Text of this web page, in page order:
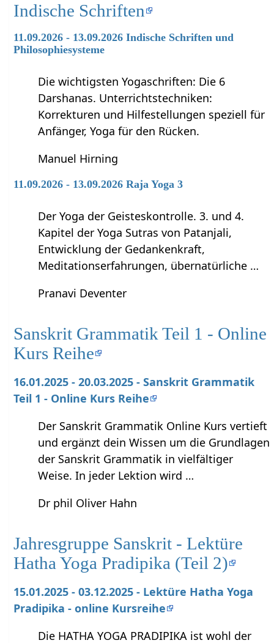
Indische Schriften
11.09.2026 - 13.09.2026 Indische Schriften und
Philosophiesysteme
Die wichtigsten Yogaschriften: Die 6
Darshanas. Unterrichtstechniken:
Korrekturen und Hilfestellungen speziell für
Anfänger, Yoga für den Rücken.
Manuel Hirning
11.09.2026 - 13.09.2026 Raja Yoga 3
Der Yoga der Geisteskontrolle. 3. und 4.
Kapitel der Yoga Sutras von Patanjali,
Entwicklung der Gedankenkraft,
Meditationserfahrungen, übernatürliche …
Pranavi Deventer
Sanskrit Grammatik Teil 1 - Online
Kurs Reihe
16.01.2025 - 20.03.2025 - Sanskrit Grammatik
Teil 1 - Online Kurs Reihe
Der Sanskrit Grammatik Online Kurs vertieft
und ergänzt dein Wissen um die Grundlagen
der Sanskrit Grammatik in vielfältiger
Weise. In jeder Lektion wird …
Dr phil Oliver Hahn
Jahresgruppe Sanskrit - Lektüre
Hatha Yoga Pradipika (Teil 2)
15.01.2025 - 03.12.2025 - Lektüre Hatha Yoga
Pradipika - online Kursreihe
Die HATHA YOGA PRADIPIKA ist wohl der